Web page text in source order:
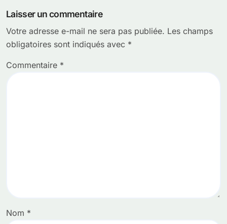
Laisser un commentaire
Votre adresse e-mail ne sera pas publiée. Les champs
obligatoires sont indiqués avec *
Commentaire *
Nom *